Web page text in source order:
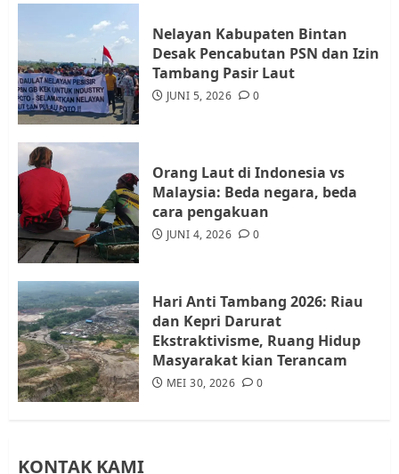
4
Warga Rempang Ajukan
Audiensi dengan Wali Kota
5
Tim Advokasi Desak BP Batam
Berhenti Merampas Tanah
Nelayan Kabupaten Bintan
Desak Pencabutan PSN dan Izin
Tambang Pasir Laut
JUNI 5, 2026 0
Orang Laut di Indonesia vs
Malaysia: Beda negara, beda
cara pengakuan
JUNI 4, 2026 0
Hari Anti Tambang 2026: Riau
dan Kepri Darurat
Ekstraktivisme, Ruang Hidup
Masyarakat kian Terancam
MEI 30, 2026 0
KONTAK KAMI